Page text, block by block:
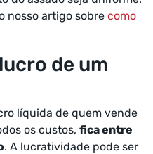
nosso artigo sobre como
de um
líquida de quem vende
os custos, fica entre
. A lucratividade pode ser